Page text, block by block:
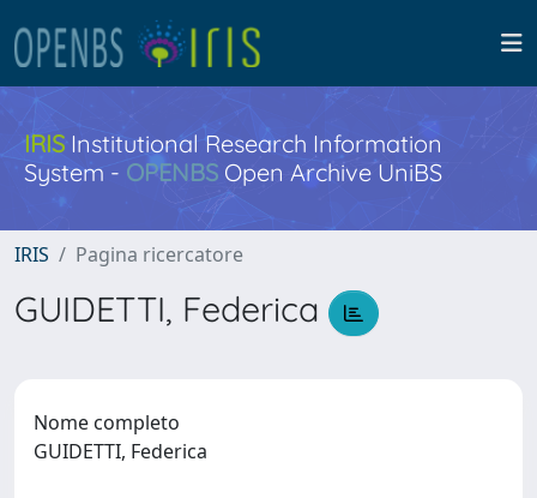
IRISInstitutional Research Information
System - OPENBS Open Archive UniBS
IRIS Pagina ricercatore
GUIDETTI, Federica
Nome completo
GUIDETTI, Federica